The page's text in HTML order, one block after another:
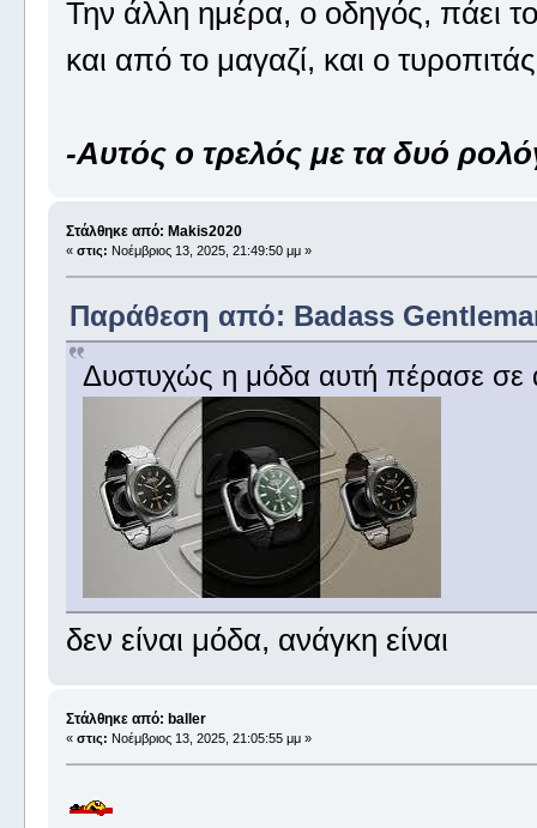
Την άλλη ημέρα, ο οδηγός, πάει
και από το μαγαζί, και ο
-Αυτός ο τρελός με τα δυό
Στάλθηκε από: Makis2020
« στις: Νοέμβριος 13, 2025, 21:49:50 μμ »
Παράθεση από: Badass
Δυστυχώς η μόδα αυτή πέρασε σε
δεν είναι μόδα, ανάγκη είναι
Στάλθηκε από: baller
« στις: Νοέμβριος 13, 2025, 21:05:55 μμ »